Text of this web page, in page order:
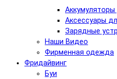
Аксессуары
Зарядные
Наши Видео
Фирменная одежда
Фридайвинг
Буи